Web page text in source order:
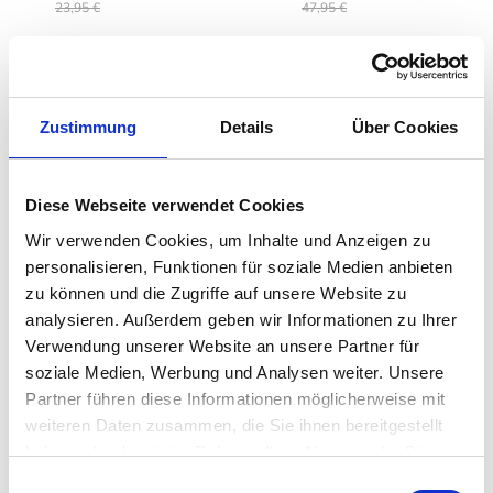
Zustimmung Details Über Cookies
Diese Webseite verwendet Cookies
Wir verwenden Cookies, um Inhalte und Anzeigen zu
personalisieren, Funktionen für soziale Medien anbieten
zu können und die Zugriffe auf unsere Website zu
analysieren. Außerdem geben wir Informationen zu Ihrer
Verwendung unserer Website an unsere Partner für
soziale Medien, Werbung und Analysen weiter. Unsere
Partner führen diese Informationen möglicherweise mit
weiteren Daten zusammen, die Sie ihnen bereitgestellt
haben oder die sie im Rahmen Ihrer Nutzung der Dienste
23,95 € 47,95 €
blomus - SONO
Seifenschale
Ab16,46 €
21,95 €
Variantenauswählen
blomus - SONO
Wandhalterung
Ab12,71 €
16,95 €
Varianten